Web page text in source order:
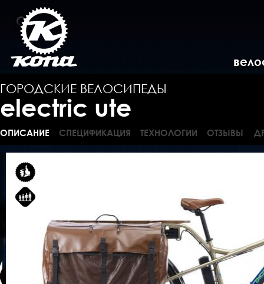
ГОРОДСКИЕ ВЕЛОСИПЕДЫ
electric ute
ОПИСАНИЕ СПЕЦИФИКАЦИЯ ТЕХНОЛОГИИ ОТЗЫВЫ